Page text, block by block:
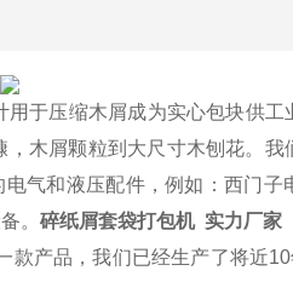
于压缩木屑成为实心包块供
木屑颗粒到大尺寸木刨花。
气和液压配件，例如：西门子
。 碎纸屑套袋打包机 实力厂家
款产品，我们已经生产了将近